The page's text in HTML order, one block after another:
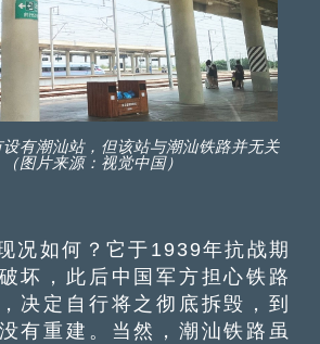
有潮汕站，但该站与潮汕铁路并无关
（图片来源：视觉中国）
如何？它于1939年抗战期
坏，此后中国军方担心铁路
决定自行将之彻底拆毁，到
有重建。当然，潮汕铁路虽